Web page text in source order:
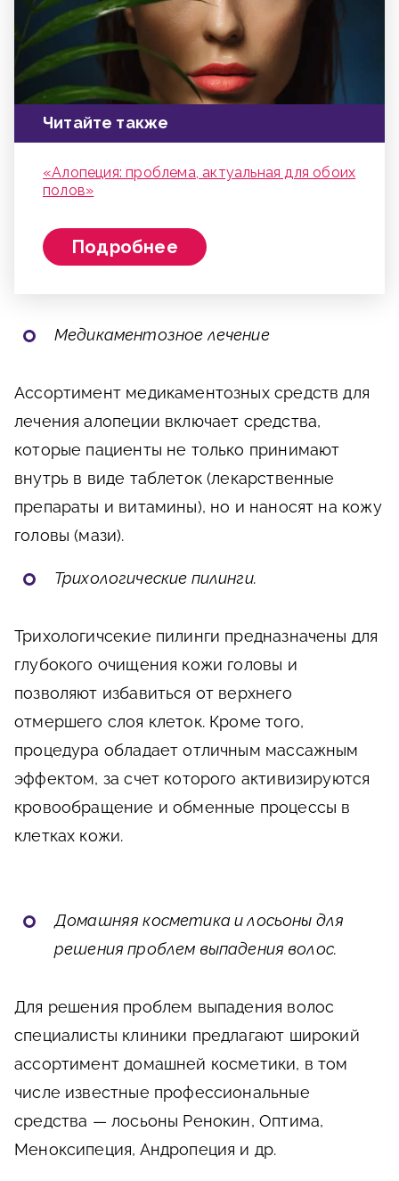
Читайте также
«Алопеция: проблема, актуальная для обоих
полов»
Подробнее
Медикаментозное лечение
Ассортимент медикаментозных средств для
лечения алопеции включает средства,
которые пациенты не только принимают
внутрь в виде таблеток (лекарственные
препараты и витамины), но и наносят на кожу
головы (мази).
Трихологические пилинги.
Трихологичсекие пилинги предназначены для
глубокого очищения кожи головы и
позволяют избавиться от верхнего
отмершего слоя клеток. Кроме того,
процедура обладает отличным массажным
эффектом, за счет которого активизируются
кровообращение и обменные процессы в
клетках кожи.
Домашняя косметика и лосьоны для
решения проблем выпадения волос.
Для решения проблем выпадения волос
специалисты клиники предлагают широкий
ассортимент домашней косметики, в том
числе известные профессиональные
средства — лосьоны Ренокин, Оптима,
Меноксипеция, Андропеция и др.